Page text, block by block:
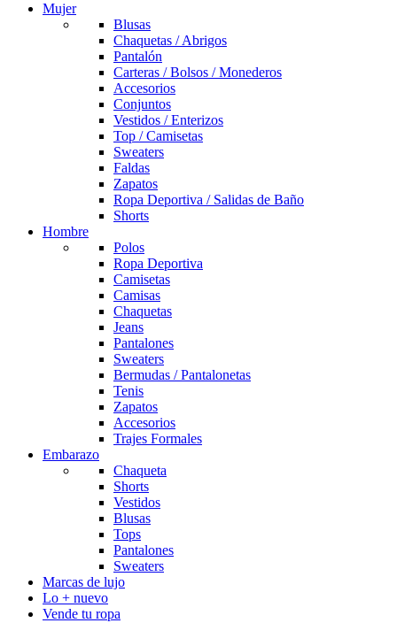
Mujer
Blusas
Chaquetas / Abrigos
Pantalón
Carteras / Bolsos / Monederos
Accesorios
Conjuntos
Vestidos / Enterizos
Top / Camisetas
Sweaters
Faldas
Zapatos
Ropa Deportiva / Salidas de Baño
Shorts
Hombre
Polos
Ropa Deportiva
Camisetas
Camisas
Chaquetas
Jeans
Pantalones
Sweaters
Bermudas / Pantalonetas
Tenis
Zapatos
Accesorios
Trajes Formales
Embarazo
Chaqueta
Shorts
Vestidos
Blusas
Tops
Pantalones
Sweaters
Marcas de lujo
Lo + nuevo
Vende tu ropa